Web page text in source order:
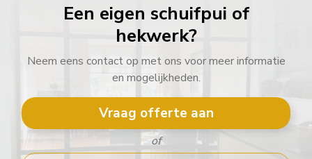
Een eigen schuifpui of
hekwerk?
Neem eens contact op met ons voor meer informatie
en mogelijkheden.
Vraag offerte aan
of